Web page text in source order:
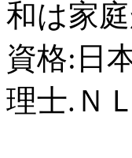
和は家
資格:日
理士.Ｎ